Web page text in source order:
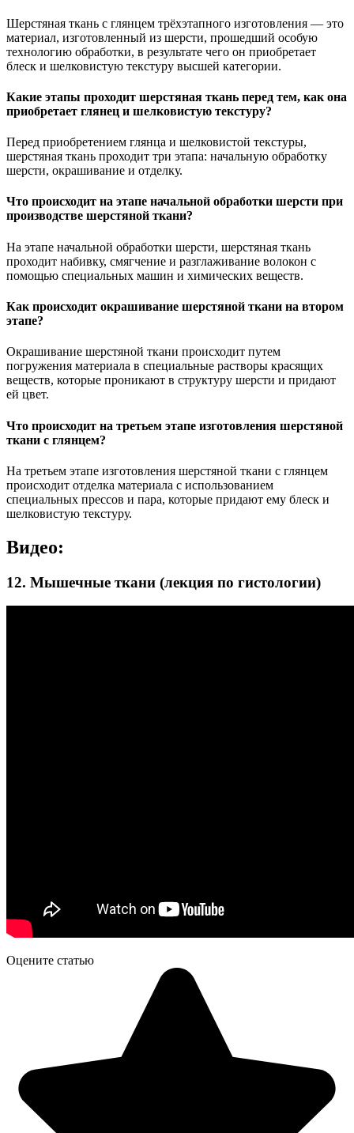
Шерстяная ткань с глянцем трёхэтапного изготовления — это
материал, изготовленный из шерсти, прошедший особую
технологию обработки, в результате чего он приобретает
блеск и шелковистую текстуру высшей категории.
Какие этапы проходит шерстяная ткань перед тем, как она
приобретает глянец и шелковистую текстуру?
Перед приобретением глянца и шелковистой текстуры,
шерстяная ткань проходит три этапа: начальную обработку
шерсти, окрашивание и отделку.
Что происходит на этапе начальной обработки шерсти при
производстве шерстяной ткани?
На этапе начальной обработки шерсти, шерстяная ткань
проходит набивку, смягчение и разглаживание волокон с
помощью специальных машин и химических веществ.
Как происходит окрашивание шерстяной ткани на втором
этапе?
Окрашивание шерстяной ткани происходит путем
погружения материала в специальные растворы красящих
веществ, которые проникают в структуру шерсти и придают
ей цвет.
Что происходит на третьем этапе изготовления шерстяной
ткани с глянцем?
На третьем этапе изготовления шерстяной ткани с глянцем
происходит отделка материала с использованием
специальных прессов и пара, которые придают ему блеск и
шелковистую текстуру.
Видео:
12. Мышечные ткани (лекция по гистологии)
Оцените статью